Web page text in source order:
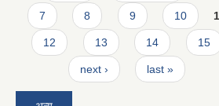
7 8 9 10
12 13 14 15
next › last »